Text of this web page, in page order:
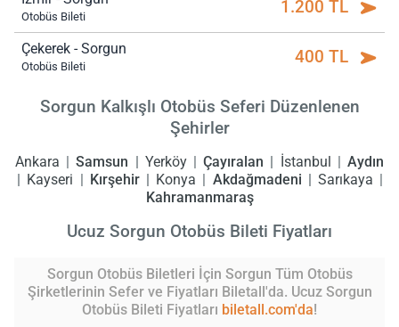
Otobüs Bileti 1.200 TL
Çekerek - Sorgun
Otobüs Bileti 400 TL
Sorgun Kalkışlı Otobüs Seferi Düzenlenen
Şehirler
Ankara Samsun Yerköy Çayıralan İstanbul
Aydın
Kayseri
Kırşehir Konya Akdağmadeni
Sarıkaya
Kahramanmaraş
Ucuz Sorgun Otobüs Bileti Fiyatları
Sorgun Otobüs Biletleri İçin Sorgun Tüm Otobüs
Şirketlerinin Sefer ve Fiyatları Biletall'da. Ucuz Sorgun
Otobüs Bileti Fiyatları biletall.com'da!